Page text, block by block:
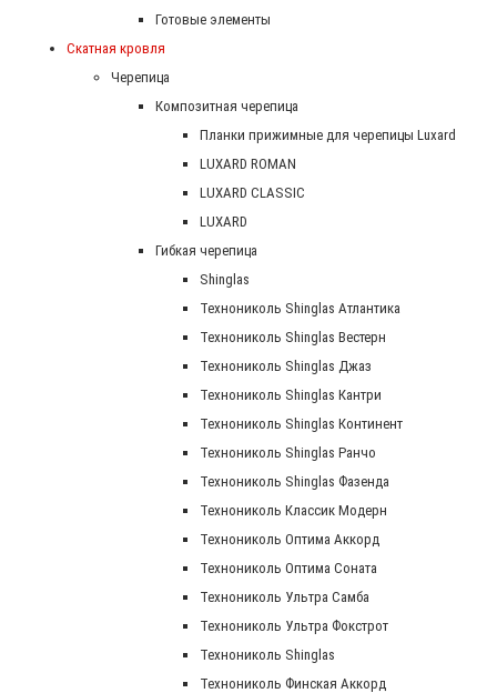
Готовые элементы
Скатная кровля
Черепица
Композитная черепица
Планки прижимные для черепицы Luxard
LUXARD ROMAN
LUXARD CLASSIC
LUXARD
Гибкая черепица
Shinglas
Технониколь Shinglas Атлантика
Технониколь Shinglas Вестерн
Технониколь Shinglas Джаз
Технониколь Shinglas Кантри
Технониколь Shinglas Континент
Технониколь Shinglas Ранчо
Технониколь Shinglas Фазенда
Технониколь Классик Модерн
Технониколь Оптима Аккорд
Технониколь Оптима Соната
Технониколь Ультра Самба
Технониколь Ультра Фокстрот
Технониколь Shinglas
Технониколь Финская Аккорд